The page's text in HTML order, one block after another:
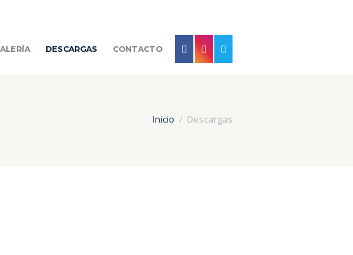
DESCARGAS CONTACTO
Inicio Descargas